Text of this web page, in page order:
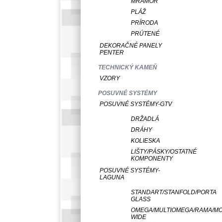
PLÁŽ
PRÍRODA
PRÚTENÉ
DEKORAČNÉ PANELY
PENTER
TECHNICKÝ KAMEŇ
VZORY
POSUVNÉ SYSTÉMY
POSUVNÉ SYSTÉMY-GTV
DRŽADLÁ
DRÁHY
KOLIESKA
LIŠTY/PÁSKY/OSTATNÉ
KOMPONENTY
POSUVNÉ SYSTÉMY-
LAGUNA
STANDART/STANFOLD/PORTA
GLASS
OMEGA/MULTIOMEGA/RAMA/
WIDE